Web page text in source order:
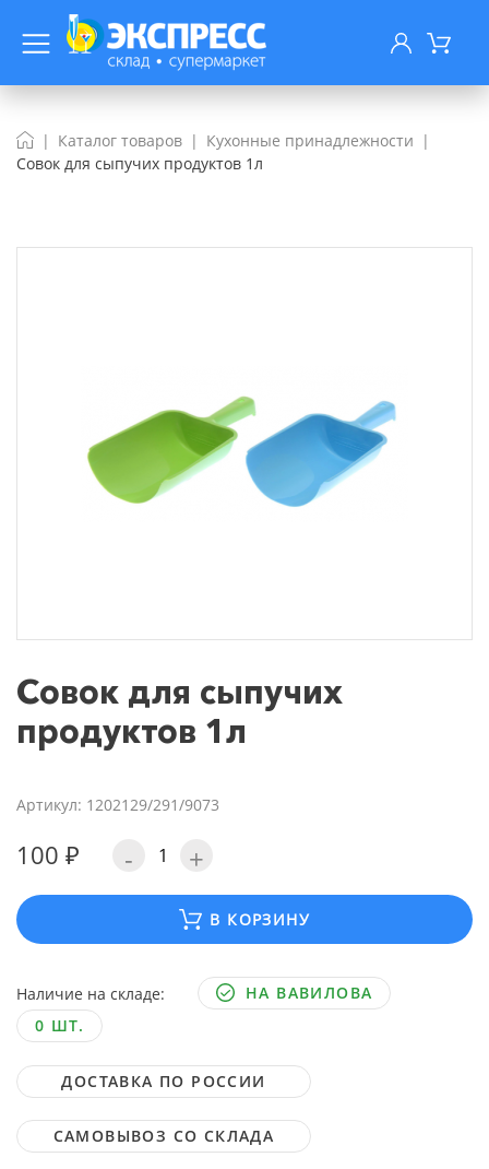
Каталог товаров
Кухонные принадлежности
Совок для сыпучих продуктов 1л
Совок для сыпучих
продуктов 1л
Артикул: 1202129/291/9073
100 ₽ - +
В КОРЗИНУ
Наличие на складе:
НА ВАВИЛОВА
0 ШТ.
ДОСТАВКА ПО РОССИИ
САМОВЫВОЗ СО СКЛАДА